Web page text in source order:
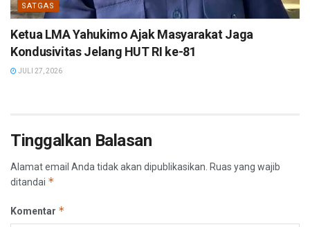
SATGAS
Ketua LMA Yahukimo Ajak Masyarakat Jaga
Kondusivitas Jelang HUT RI ke-81
JULI 27, 2026
Tinggalkan Balasan
Alamat email Anda tidak akan dipublikasikan. Ruas yang wajib
ditandai *
Komentar *